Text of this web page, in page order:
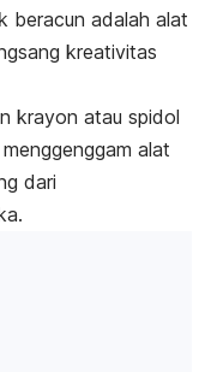
beracun adalah alat
kreativitas
krayon atau spidol
alat
dari